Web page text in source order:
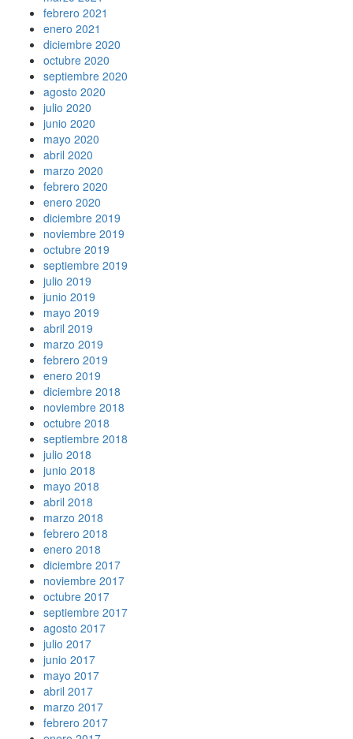
febrero 2021
enero 2021
diciembre 2020
octubre 2020
septiembre 2020
agosto 2020
julio 2020
junio 2020
mayo 2020
abril 2020
marzo 2020
febrero 2020
enero 2020
diciembre 2019
noviembre 2019
octubre 2019
septiembre 2019
julio 2019
junio 2019
mayo 2019
abril 2019
marzo 2019
febrero 2019
enero 2019
diciembre 2018
noviembre 2018
octubre 2018
septiembre 2018
julio 2018
junio 2018
mayo 2018
abril 2018
marzo 2018
febrero 2018
enero 2018
diciembre 2017
noviembre 2017
octubre 2017
septiembre 2017
agosto 2017
julio 2017
junio 2017
mayo 2017
abril 2017
marzo 2017
febrero 2017